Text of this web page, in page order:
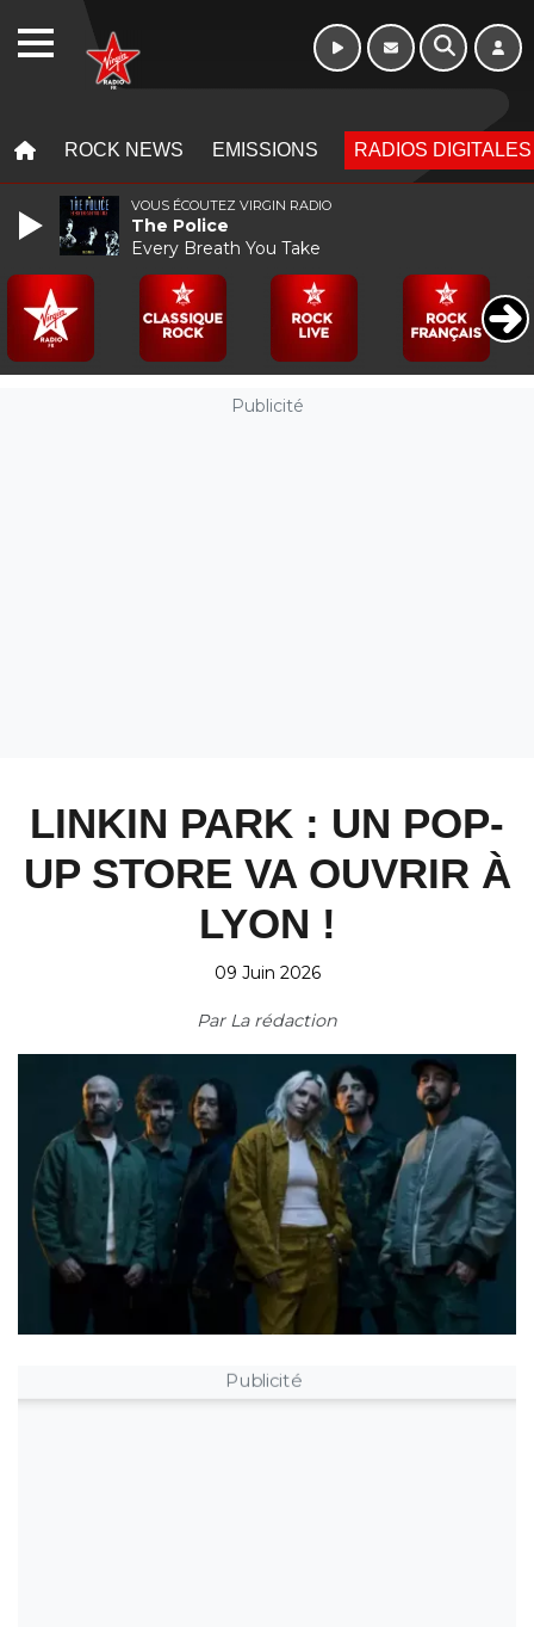
ROCK NEWS EMISSIONS RADIOS DIGITALES
Publicité
LINKIN PARK : UN POP-
UP STORE VA OUVRIR À
LYON !
09 Juin 2026
Par La rédaction
Publicité
VOUS ÉCOUTEZ VIRGIN RADIO
The Police
Every Breath You Take
WEBRADIO